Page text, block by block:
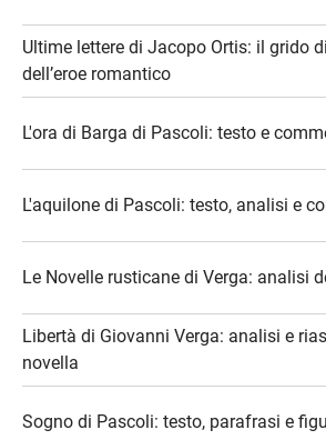
Ultime lettere di Jacopo Ortis: il grido
dell’eroe romantico
L'ora di Barga di Pascoli: testo e
L'aquilone di Pascoli: testo, analisi e
Le Novelle rusticane di Verga: analisi
Libertà di Giovanni Verga: analisi e
novella
Sogno di Pascoli: testo, parafrasi e